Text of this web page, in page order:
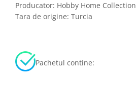
Producator: Hobby Home Collection
Tara de origine: Turcia
Pachetul contine: